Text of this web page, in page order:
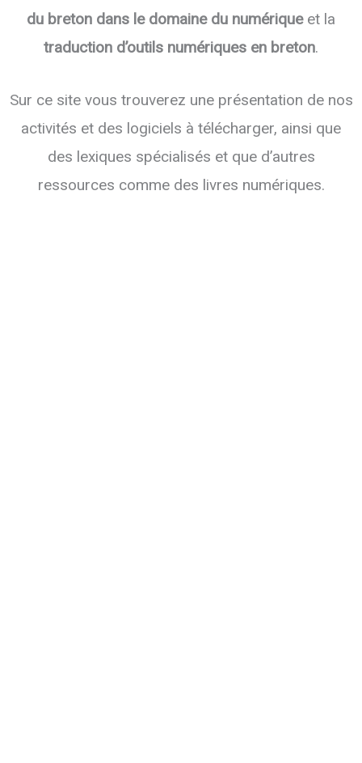
du breton dans le domaine du numériqueet la
traduction d’outils numériques en breton.
Sur ce site vous trouverez une présentation de nos
activités et des logiciels à télécharger, ainsi que
des lexiques spécialisés et que d’autres
ressources comme des livres numériques.